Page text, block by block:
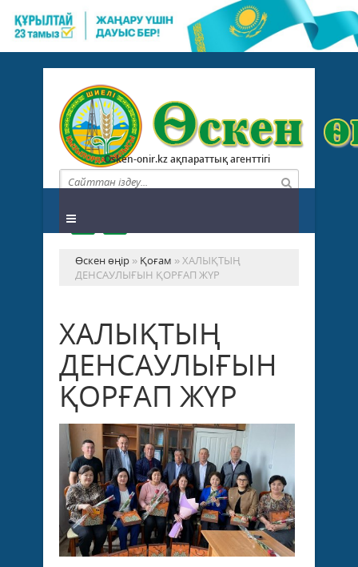
Osken-onir.kz ақпараттық агенттігі
Өскен өңір » Қоғам » ХАЛЫҚТЫҢ
ДЕНСАУЛЫҒЫН ҚОРҒАП ЖҮР
ХАЛЫҚТЫҢ
ДЕНСАУЛЫҒЫН
ҚОРҒАП ЖҮР